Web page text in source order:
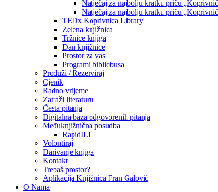
Natječaj za najbolju kratku priču
Natječaj za najbolju kratku priču
TEDx Koprivnica Library
Zelena knjižnica
Tržnice knjiga
Dan knjižnice
Prostor za vas
Programi bibliobusa
Produži / Rezerviraj
Cjenik
Radno vrijeme
Zatraži literaturu
Česta pitanja
Digitalna baza odgovorenih pitanja
Međuknjižnična posudba
RapidILL
Volontiraj
Darivanje knjiga
Kontakt
Trebaš prostor?
Aplikacija Knjižnica Fran Galović
O Nama